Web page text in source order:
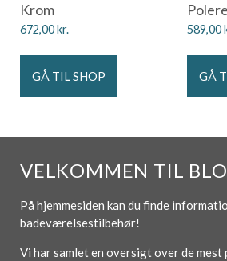
Krom
672,00kr.
GÅ TIL SHOP
589,00
GÅ
VELKOMMEN TIL
På hjemmesiden kan du finde
badeværelsestilbehør!
Vi har samlet en oversigt over de